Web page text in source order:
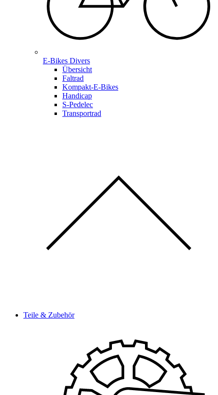
E-Bikes Divers
Übersicht
Faltrad
Kompakt-E-Bikes
Handicap
S-Pedelec
Transportrad
Teile & Zubehör